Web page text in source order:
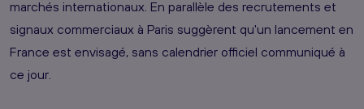
marchés internationaux. En parallèle des recrutements et
signaux commerciaux à Paris suggèrent qu'un lancement en
France est envisagé, sans calendrier officiel communiqué à
ce jour.